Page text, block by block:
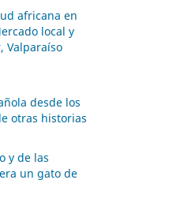
africana en
local y
Valparaíso
desde los
otras historias
y de las
un gato de